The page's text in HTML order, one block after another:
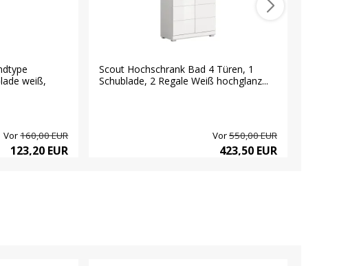
weiß,
Vor160,00 EUR
123,20 EUR
Scout Hochschrank Bad 4 Türen, 1
Schublade, 2 Regale Weiß hochglanz...
Vor550,00 EUR
423,50 EUR